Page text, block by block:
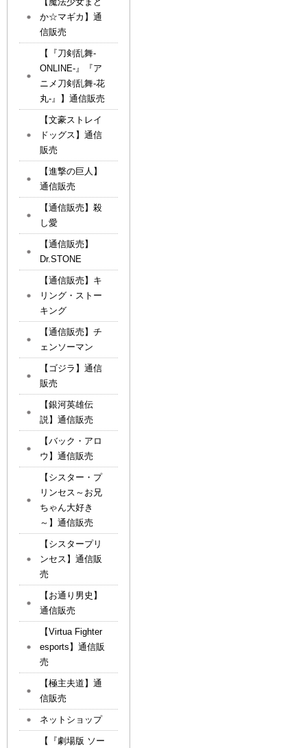
か☆マギカ】通
信販売
【『刀剣乱舞-
ONLINE-』『ア
ニメ刀剣乱舞-花
丸-』】通信販売
【文豪ストレイ
ドッグス】通信
販売
【進撃の巨人】
通信販売
【通信販売】殺
し愛
【通信販売】
Dr.STONE
【通信販売】キ
リング・ストー
キング
【通信販売】チ
ェンソーマン
【ゴジラ】通信
販売
【銀河英雄伝
説】通信販売
【バック・アロ
ウ】通信販売
【シスター・プ
リンセス～お兄
ちゃん大好き
～】通信販売
【シスタープリ
ンセス】通信販
売
【お通り男史】
通信販売
【Virtua Fighter
esports】通信販
売
【極主夫道】通
信販売
ネットショップ
【『劇場版 ソー